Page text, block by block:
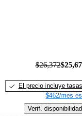
$26,372
El precio incluye tasas
$462/mes
Verif. disponibilidad